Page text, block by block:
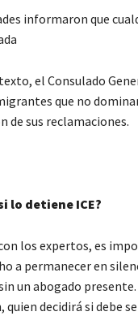
informaron que
el Consulado
que no
de sus reclamaciones.
lo detiene ICE?
los expertos, es
a permanecer en
un abogado
decidirá si debe